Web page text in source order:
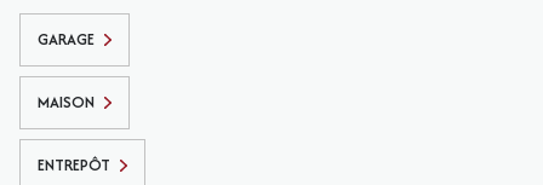
GARAGE
MAISON
ENTREPÔT